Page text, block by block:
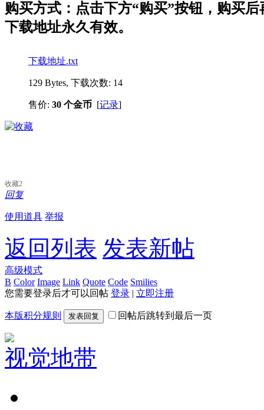
购买方式：点击下方“购买”按钮，购买
下载地址永久有效。
下载地址.txt
129 Bytes, 下载次数: 14
售价: 30 个金币 [记录]
收藏2
回复
使用道具 举报
返回列表 发表新帖
高级模式
B Color Image Link Quote Code Smilies
您需要登录后才可以回帖 登录 | 立即注册
本版积分规则 发表回复 回帖后跳转到最后一页
视觉地带